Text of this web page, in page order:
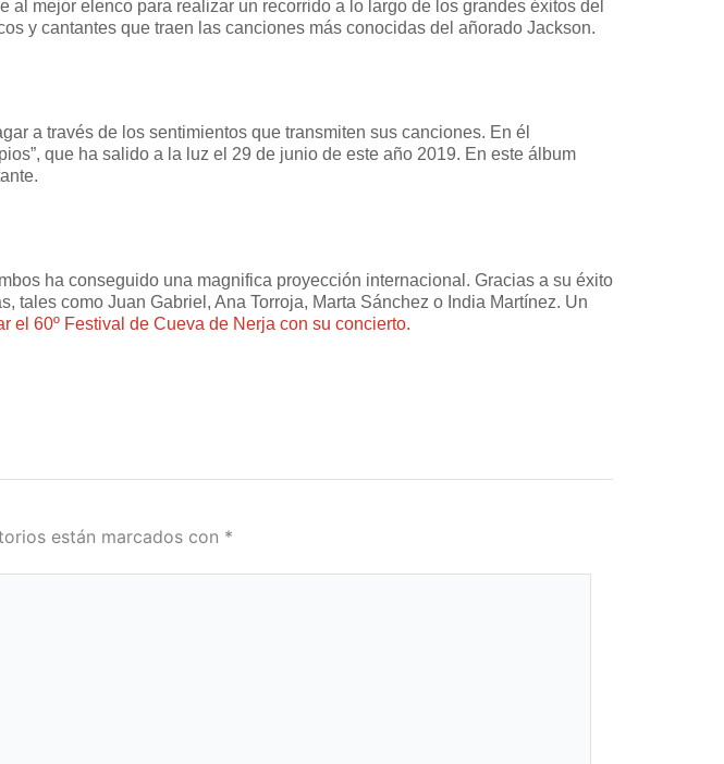
mejor elenco para realizar un recorrido a lo largo de los grandes éxitos del
y cantantes que traen las canciones más conocidas del añorado Jackson.
a través de los sentimientos que transmiten sus canciones. En él
que ha salido a la luz el 29 de junio de este año 2019. En este álbum
ha conseguido una magnifica proyección internacional. Gracias a su éxito
como Juan Gabriel, Ana Torroja, Marta Sánchez o India Martínez. Un
el 60º Festival de Cueva de Nerja con su concierto.
están marcados con *